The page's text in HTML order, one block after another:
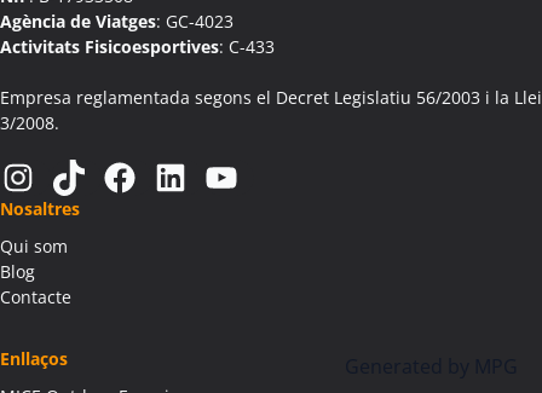
Colònies Escolars Aín
Activitats Teambuilding Empreses Aitona
Activitats Família Amics Aitona
Colònies Escolars Aitona
Activitats Teambuilding Empreses Alàs i Cerc
Activitats Família Amics Alàs i Cerc
Colònies Escolars Alàs i Cerc
Activitats Teambuilding Empreses Albagés
Activitats Família Amics Albagés
Agència de Viatges: GC-4023
Activitats Fisicoesportives: C-433
Empresa reglamentada segons el Decret Legislatiu 56/2003 i la Llei
3/2008.
Instagram TikTok Facebook LinkedIn YouTube
Nosaltres
Qui som
Blog
Contacte
Enllaços